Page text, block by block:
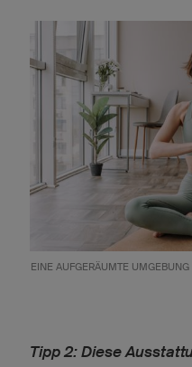
EINE AUFGERÄUMTE
Tipp 2: Diese